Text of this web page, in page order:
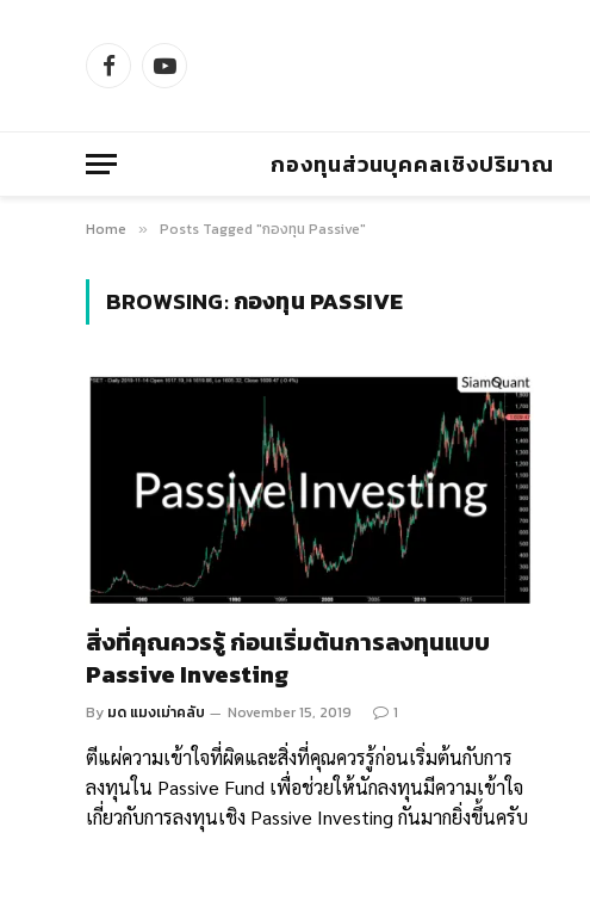
FacebookYouTube
กองทุนส่วนบุคคลเชิงปริมาณ
Home » Posts Tagged "กองทุน Passive"
BROWSING:กองทุน PASSIVE
สิ่งที่คุณควรรู้ ก่อนเริ่มต้นการลงทุนแบบ
Passive Investing
By มด แมงเม่าคลับ November 15, 2019 1
ตีแผ่ความเข้าใจที่ผิดและสิ่งที่คุณควรรู้ก่อนเริ่มต้นกับการ
ลงทุนใน Passive Fund เพื่อช่วยให้นักลงทุนมีความเข้าใจ
เกี่ยวกับการลงทุนเชิง Passive Investing กันมากยิ่งขึ้นครับ